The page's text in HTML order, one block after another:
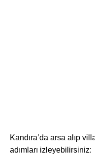
Kandıra’da arsa alıp
adımları izleyebilirsiniz: